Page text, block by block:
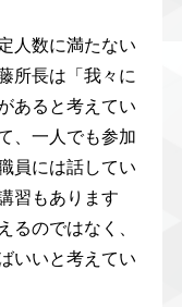
人数に満たない
所長は「我々に
あると考えてい
、一人でも参加
員には話してい
習もあります
るのではなく、
いいと考えてい